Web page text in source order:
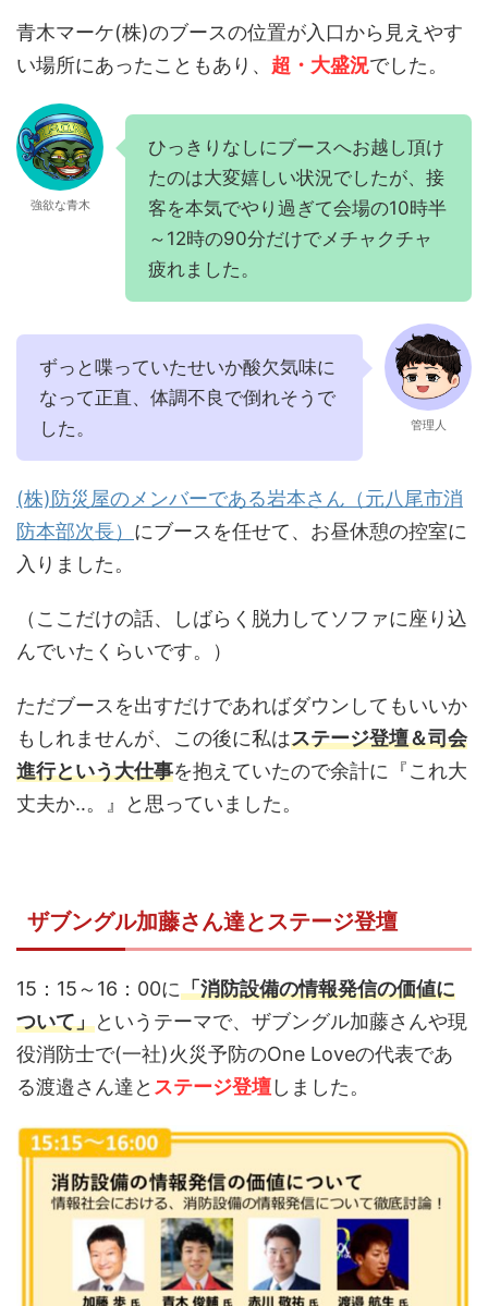
青木マーケ(株)のブースの位置が入口から見えやす
い場所にあったこともあり、 超・大盛況でした。
強欲な青木
ひっきりなしにブースへお越し頂け
たのは大変嬉しい状況でしたが、接
客を本気でやり過ぎて会場の10時半
～12時の90分だけでメチャクチャ
疲れました。
ずっと喋っていたせいか酸欠気味に
なって正直、体調不良で倒れそうで
した。
管理人
(株)防災屋のメンバーである岩本さん（元八尾市消
防本部次長） にブースを任せて、お昼休憩の控室に
入りました。
（ここだけの話、しばらく脱力してソファに座り込
んでいたくらいです。）
ただブースを出すだけであればダウンしてもいいか
もしれませんが、この後に私はステージ登壇＆司会
進行という大仕事を抱えていたので余計に『これ大
丈夫か‥。』と思っていました。
ザブングル加藤さん達とステージ登壇
15：15～16：00に「消防設備の情報発信の価値に
ついて」というテーマで、ザブングル加藤さんや現
役消防士で(一社)火災予防のOne Loveの代表であ
る渡邉さん達と ステージ登壇しました。